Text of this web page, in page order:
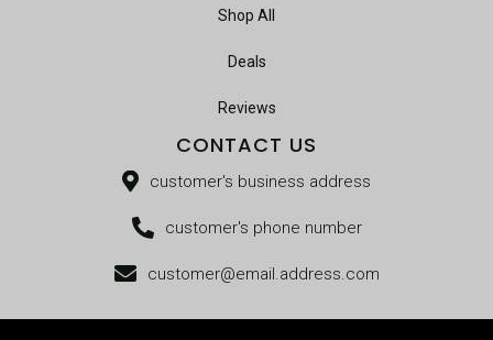
Shop All
Deals
Reviews
CONTACT US
customer's business address
customer's phone number
customer@email.address.com